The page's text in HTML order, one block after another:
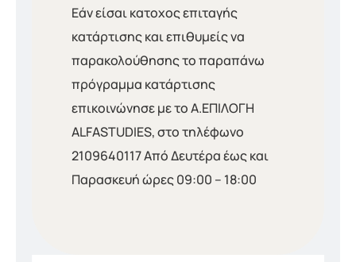
Εάν είσαι κατοχος επιταγής
κατάρτισης και επιθυμείς να
παρακολούθησης το παραπάνω
πρόγραμμα κατάρτισης
επικοινώνησε με το Α.ΕΠΙΛΟΓΗ
ALFASTUDIES, στο τηλέφωνο
2109640117 Από Δευτέρα έως και
Παρασκευή ώρες 09:00 – 18:00